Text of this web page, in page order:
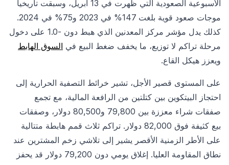
الأسبوعية الصعودية التي ظهرت في 13 أبريل، وسبقت تاريخياً
موجات صعود قوية بلغت 147% في 2023 و75% في 2024.
كذلك يدل مؤشر مركز المعدنين الذي هبط دون -1.0 على دخول
مرحلة تراكم لا توزيع، ما يخفف ضغط البيع في السوق الهابط
ويعزز هيكل القاع.
على المستوى قصير الأجل، تشير خرائط التصفية الحرارية إلى
احتجاز البيتكوين بين كتلتين من الرافعة المالية، مع تجمع
صفقات شراء معززة بين 79,800 و80,500 دولار، وصفقات
بيع كثيفة فوق 82,000 دولار. تراكم ثلاث قمم هابطة متتالية
على الأطر الزمنية الأقصر يشير إلى تلاشي زخم المشترين عند
نطاق المقاومة العليا. إغلاق يومي دون 79,200 دولار قد يحفز